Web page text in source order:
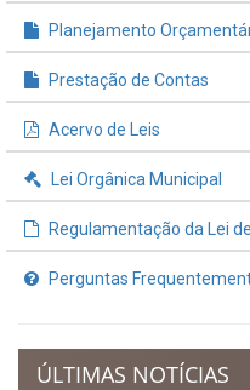
Planejamento
Prestação de Contas
Acervo de Leis
Lei Orgânica Municipal
Regulamentação da Lei
Perguntas
ÚLTIMAS NOTÍCIAS